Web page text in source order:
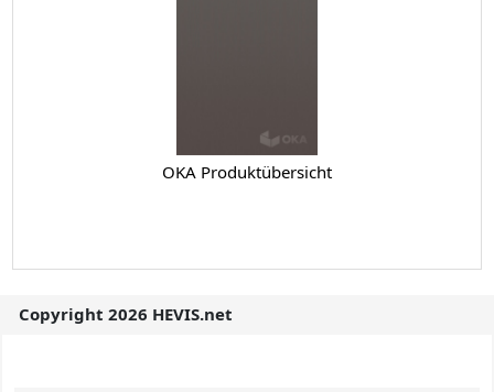
OKA Produktübersicht
Copyright 2026 HEVIS.net